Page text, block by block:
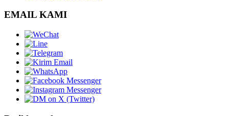
EMAIL KAMI